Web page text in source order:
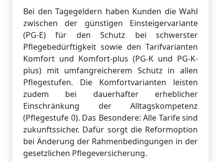
Bei den Tagegeldern haben Kunden die Wahl
zwischen der günstigen Einsteigervariante
(PG-E) für den Schutz bei schwerster
Pflegebedürftigkeit sowie den Tarifvarianten
Komfort und Komfort-plus (PG-K und PG-K-
plus) mit umfangreicherem Schutz in allen
Pflegestufen. Die Komfortvarianten leisten
zudem bei dauerhafter erheblicher
Einschränkung der Alltagskompetenz
(Pflegestufe 0). Das Besondere: Alle Tarife sind
zukunftssicher. Dafür sorgt die Reformoption
bei Änderung der Rahmenbedingungen in der
gesetzlichen Pflegeversicherung.